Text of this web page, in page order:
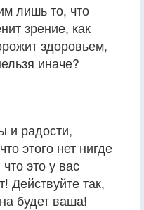
лишь то, что
зрение, как
здоровьем,
иначе?
и радости,
этого нет нигде
это у вас
Действуйте так,
будет ваша!